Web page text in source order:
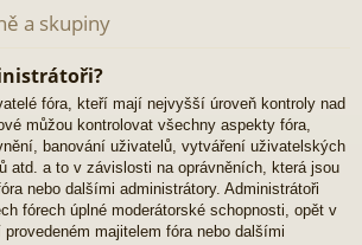
a skupiny
fóra, kteří mají nejvyšší úroveň kontroly nad
můžou kontrolovat všechny aspekty fóra,
banování uživatelů, vytváření uživatelských
atd. a to v závislosti na oprávněních, která jsou
nebo dalšími administrátory. Administrátoři
fórech úplné moderátorské schopnosti, opět v
majitelem fóra nebo dalšími